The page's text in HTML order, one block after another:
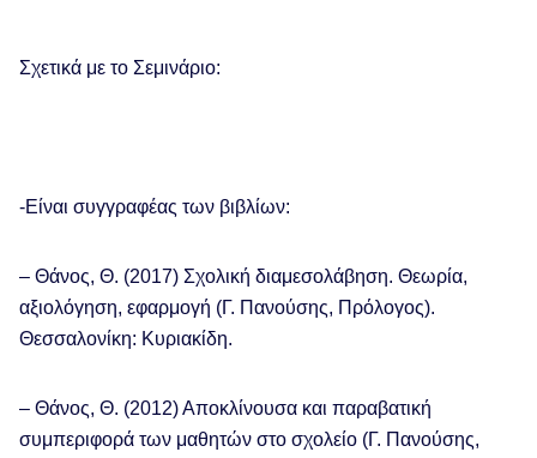
Σχετικά με το Σεμινάριο:
-Είναι συγγραφέας των βιβλίων:
– Θάνος, Θ. (2017) Σχολική διαμεσολάβηση. Θεωρία,
αξιολόγηση, εφαρμογή (Γ. Πανούσης, Πρόλογος).
Θεσσαλονίκη: Κυριακίδη.
– Θάνος, Θ. (2012) Αποκλίνουσα και παραβατική
συμπεριφορά των μαθητών στο σχολείο (Γ. Πανούσης,